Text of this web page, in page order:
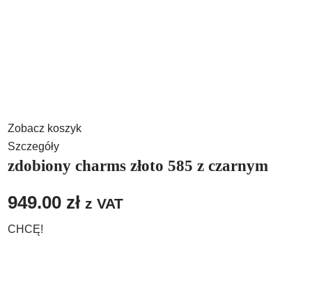
Zobacz koszyk
Szczegóły
zdobiony charms złoto 585 z czarnym
949.00 zł z VAT
CHCĘ!